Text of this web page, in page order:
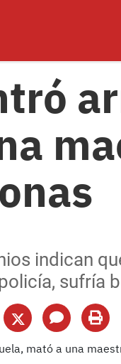
indican
sufría